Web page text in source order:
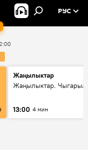
РУС
Жаңылыктар
Жаңылыктар.
13:00 4 мин